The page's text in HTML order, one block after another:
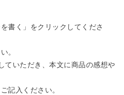
書く」をクリックしてくださ
。
ていただき、本文に商品の感想や
記入ください。